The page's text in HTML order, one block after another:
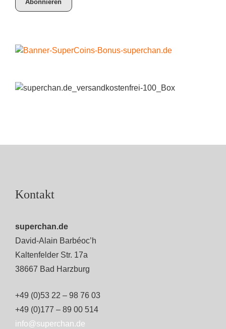
Kontakt
superchan.de
David-Alain Barbéoc’h
Kaltenfelder Str. 17a
38667 Bad Harzburg
+49 (0)53 22 – 98 76 03
+49 (0)177 – 89 00 514
info@superchan.de